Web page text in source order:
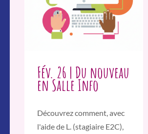
Fév. 26 | Du nouveau
en Salle Info
Découvrez comment, avec
l'aide de L. (stagiaire E2C),